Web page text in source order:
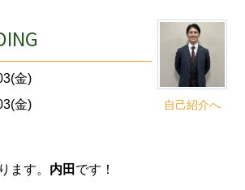
自己紹介へ
金)
金)
ます。 内田 です！